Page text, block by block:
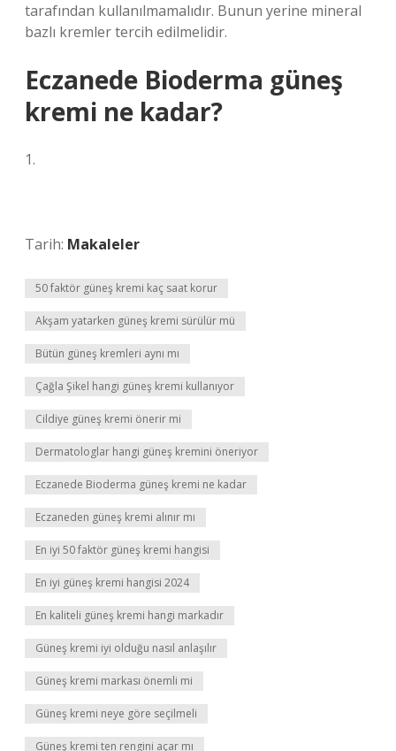
tarafından kullanılmamalıdır. Bunun yerine mineral
bazlı kremler tercih edilmelidir.
Eczanede Bioderma güneş
kremi ne kadar?
1.
Tarih: Makaleler
50 faktör güneş kremi kaç saat korur
Akşam yatarken güneş kremi sürülür mü
Bütün güneş kremleri aynı mı
Çağla Şikel hangi güneş kremi kullanıyor
Cildiye güneş kremi önerir mi
Dermatologlar hangi güneş kremini öneriyor
Eczanede Bioderma güneş kremi ne kadar
Eczaneden güneş kremi alınır mı
En iyi 50 faktör güneş kremi hangisi
En iyi güneş kremi hangisi 2024
En kaliteli güneş kremi hangi markadır
Güneş kremi iyi olduğu nasıl anlaşılır
Güneş kremi markası önemli mi
Güneş kremi neye göre seçilmeli
Güneş kremi ten rengini açar mı